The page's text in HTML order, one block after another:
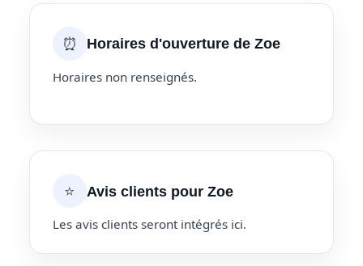
⏰ Horaires d'ouverture de Zoe
Horaires non renseignés.
⭐ Avis clients pour Zoe
Les avis clients seront intégrés ici.